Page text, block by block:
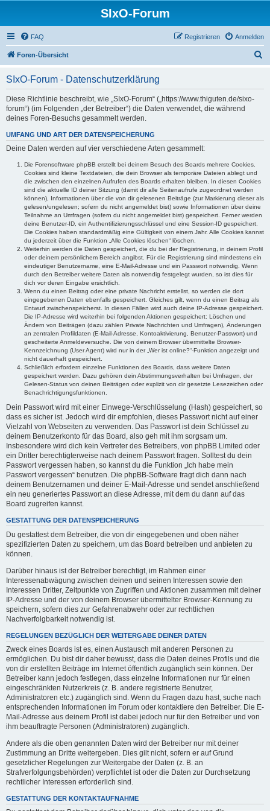
SIxO-Forum
FAQ Anmelden
Registrieren
Foren-Übersicht
SIxO-Forum - Datenschutzerklärung
Diese Richtlinie beschreibt, wie „SIxO-Forum“ („https://www.thiguten.de/sixo-
forum“) (im Folgenden „der Betreiber“) die Daten verwendet, die während
deines Foren-Besuchs gesammelt werden.
UMFANG UND ART DER DATENSPEICHERUNG
Deine Daten werden auf vier verschiedene Arten gesammelt:
Die Forensoftware phpBB erstellt bei deinem Besuch des Boards mehrere Cookies.
Cookies sind kleine Textdateien, die dein Browser als temporäre Dateien ablegt und
die zwischen den einzelnen Aufrufen des Boards erhalten bleiben. In diesen Cookies
sind die aktuelle ID deiner Sitzung (damit dir alle Seitenaufrufe zugeordnet werden
können), Informationen über die von dir gelesenen Beiträge (zur Markierung dieser als
gelesen/ungelesen; sofern du nicht angemeldet bist) sowie Informationen über deine
Teilnahme an Umfragen (sofern du nicht angemeldet bist) gespeichert. Ferner werden
deine Benutzer-ID, ein Authentifizierungsschlüssel und eine Session-ID gespeichert.
Die Cookies haben standardmäßig eine Gültigkeit von einem Jahr. Alle Cookies kannst
du jederzeit über die Funktion „Alle Cookies löschen“ löschen.
Weiterhin werden die Daten gespeichert, die du bei der Registrierung, in deinem Profil
oder deinem persönlichem Bereich angibst. Für die Registrierung sind mindestens ein
eindeutiger Benutzername, eine E-Mail-Adresse und ein Passwort notwendig. Wenn
durch den Betreiber weitere Daten als notwendig festgelegt wurden, so ist dies für
dich vor deren Eingabe ersichtlich.
Wenn du einen Beitrag oder eine private Nachricht erstellst, so werden die dort
eingegebenen Daten ebenfalls gespeichert. Gleiches gilt, wenn du einen Beitrag als
Entwurf zwischenspeicherst. In diesen Fällen wird auch deine IP-Adresse gespeichert.
Die IP-Adresse wird weiterhin bei folgenden Aktionen gespeichert: Löschen und
Ändern von Beiträgen (dazu zählen Private Nachrichten und Umfragen), Änderungen
an zentralen Profildaten (E-Mail-Adresse, Kontoaktivierung, Benutzer-Passwort) und
gescheiterte Anmeldeversuche. Die von deinem Browser übermittelte Browser-
Kennzeichnung (User Agent) wird nur in der „Wer ist online?“-Funktion angezeigt und
nicht dauerhaft gespeichert.
Schließlich erfordern einzelne Funktionen des Boards, dass weitere Daten
gespeichert werden. Dazu gehören dein Abstimmungsverhalten bei Umfragen, der
Gelesen-Status von deinen Beiträgen oder explizit von dir gesetzte Lesezeichen oder
Benachrichtigungsfunktionen.
Dein Passwort wird mit einer Einwege-Verschlüsselung (Hash) gespeichert, so
dass es sicher ist. Jedoch wird dir empfohlen, dieses Passwort nicht auf einer
Vielzahl von Webseiten zu verwenden. Das Passwort ist dein Schlüssel zu
deinem Benutzerkonto für das Board, also geh mit ihm sorgsam um.
Insbesondere wird dich kein Vertreter des Betreibers, von phpBB Limited oder
ein Dritter berechtigterweise nach deinem Passwort fragen. Solltest du dein
Passwort vergessen haben, so kannst du die Funktion „Ich habe mein
Passwort vergessen“ benutzen. Die phpBB-Software fragt dich dann nach
deinem Benutzernamen und deiner E-Mail-Adresse und sendet anschließend
ein neu generiertes Passwort an diese Adresse, mit dem du dann auf das
Board zugreifen kannst.
GESTATTUNG DER DATENSPEICHERUNG
Du gestattest dem Betreiber, die von dir eingegebenen und oben näher
spezifizierten Daten zu speichern, um das Board betreiben und anbieten zu
können.
Darüber hinaus ist der Betreiber berechtigt, im Rahmen einer
Interessenabwägung zwischen deinen und seinen Interessen sowie den
Interessen Dritter, Zeitpunkte von Zugriffen und Aktionen zusammen mit deiner
IP-Adresse und der von deinem Browser übermittelter Browser-Kennung zu
speichern, sofern dies zur Gefahrenabwehr oder zur rechtlichen
Nachverfolgbarkeit notwendig ist.
REGELUNGEN BEZÜGLICH DER WEITERGABE DEINER DATEN
Zweck eines Boards ist es, einen Austausch mit anderen Personen zu
ermöglichen. Du bist dir daher bewusst, dass die Daten deines Profils und die
von dir erstellten Beiträge im Internet öffentlich zugänglich sein können. Der
Betreiber kann jedoch festlegen, dass einzelne Informationen nur für einen
eingeschränkten Nutzerkreis (z. B. andere registrierte Benutzer,
Administratoren etc.) zugänglich sind. Wenn du Fragen dazu hast, suche nach
entsprechenden Informationen im Forum oder kontaktiere den Betreiber. Die E-
Mail-Adresse aus deinem Profil ist dabei jedoch nur für den Betreiber und von
ihm beauftragte Personen (Administratoren) zugänglich.
Andere als die oben genannten Daten wird der Betreiber nur mit deiner
Zustimmung an Dritte weitergeben. Dies gilt nicht, sofern er auf Grund
gesetzlicher Regelungen zur Weitergabe der Daten (z. B. an
Strafverfolgungsbehörden) verpflichtet ist oder die Daten zur Durchsetzung
rechtlicher Interessen erforderlich sind.
GESTATTUNG DER KONTAKTAUFNAHME